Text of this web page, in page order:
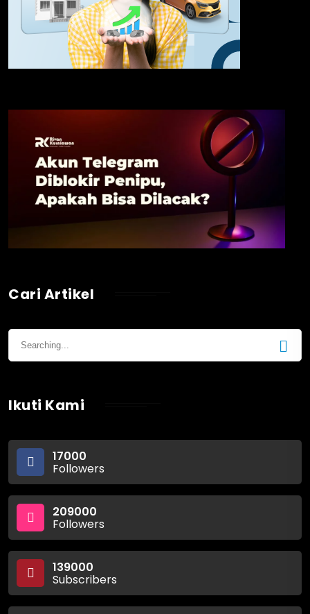
Cari Artikel
Ikuti Kami
17000
Followers
209000
Followers
139000
Subscribers